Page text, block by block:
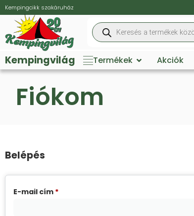
Kempingcikk szakáruház
Kempingvilág Termékek Akciók
Fiókom
Belépés
E-mail cím *